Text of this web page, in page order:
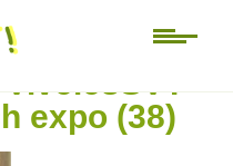
SVT
expo (38)